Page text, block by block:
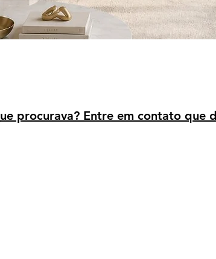
procurava? Entre em contato que